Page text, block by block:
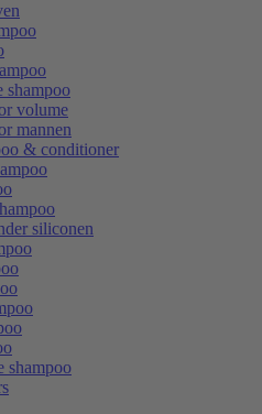
shampoo
volume
mannen
& conditioner
siliconen
shampoo